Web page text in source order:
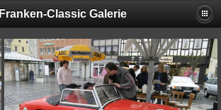
Franken-Classic Galerie